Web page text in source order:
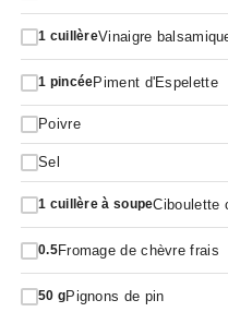
1 cuillèreVinaigre
1 pincéePiment d'Espelette
Poivre
Sel
1 cuillère à soupeCiboulette
0.5Fromage de chèvre frais
50 gPignons de pin